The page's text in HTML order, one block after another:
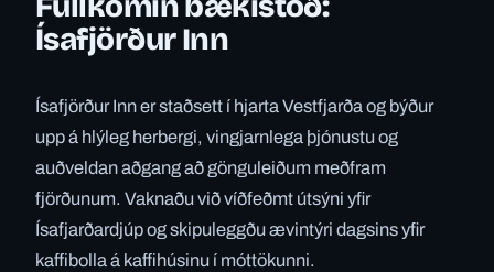
Ísafjörður Inn
Ísafjörður Inn er staðsett í hjarta Vestfjarða og býður
upp á hlýleg herbergi, vingjarnlega þjónustu og
auðveldan aðgang að gönguleiðum meðfram
fjörðunum. Vaknaðu við víðfeðmt útsýni yfir
Ísafjarðardjúp og skipuleggðu ævintýri dagsins yfir
kaffibolla á kaffihúsinu í móttökunni.